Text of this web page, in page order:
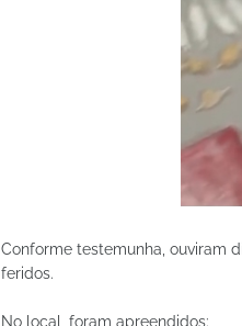
Conforme testemunha, ouviram
feridos.
No local, foram apreendidos: